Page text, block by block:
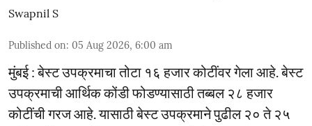
Swapnil S
Published on: 05 Aug 2026, 6:00 am
मुंबई : बेस्ट उपक्रमाचा तोटा १६ हजार कोटींवर गेला आहे. बेस्ट
उपक्रमाची आर्थिक कोंडी फोडण्यासाठी तब्बल २८ हजार
कोटींची गरज आहे. यासाठी बेस्ट उपक्रमाने पुढील २० ते २५